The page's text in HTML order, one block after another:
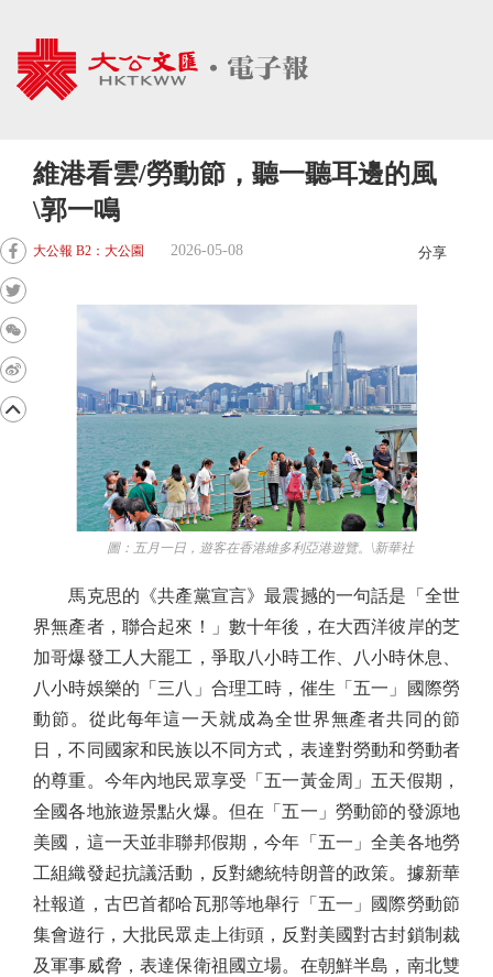
維港看雲/勞動節，聽一聽耳邊的風
\郭一鳴
大公報 B2：大公園 2026-05-08 分享
圖：五月一日，遊客在香港維多利亞港遊覽。\新華社
馬克思的《共產黨宣言》最震撼的一句話是「全世
界無產者，聯合起來！」數十年後，在大西洋彼岸的芝
加哥爆發工人大罷工，爭取八小時工作、八小時休息、
八小時娛樂的「三八」合理工時，催生「五一」國際勞
動節。從此每年這一天就成為全世界無產者共同的節
日，不同國家和民族以不同方式，表達對勞動和勞動者
的尊重。今年內地民眾享受「五一黃金周」五天假期，
全國各地旅遊景點火爆。但在「五一」勞動節的發源地
美國，這一天並非聯邦假期，今年「五一」全美各地勞
工組織發起抗議活動，反對總統特朗普的政策。據新華
社報道，古巴首都哈瓦那等地舉行「五一」國際勞動節
集會遊行，大批民眾走上街頭，反對美國對古封鎖制裁
及軍事威脅，表達保衛祖國立場。在朝鮮半島，南北雙